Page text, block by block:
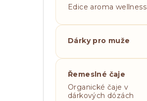
Edice aroma wellness
Dárky pro muže
Řemeslné čaje
Organické čaje v
dárkových dózách